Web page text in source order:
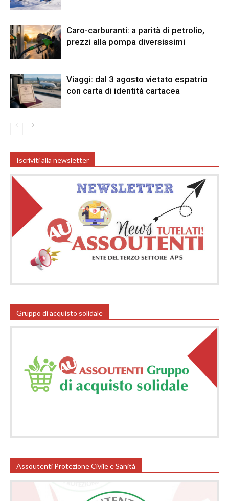
Caro-carburanti: a parità di petrolio,
prezzi alla pompa diversissimi
Viaggi: dal 3 agosto vietato espatrio
con carta di identità cartacea
Iscriviti alla newsletter
Gruppo di acquisto solidale
Assoutenti Protezione Civile e Sanità